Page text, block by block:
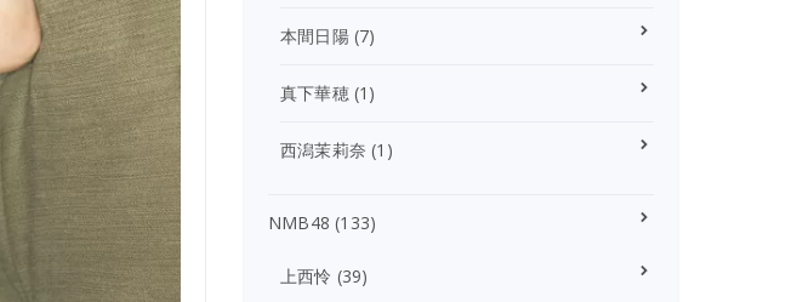
本間日陽(7)
真下華穂(1)
西潟茉莉奈 (1)
NMB48 (133)
上西怜 (39)